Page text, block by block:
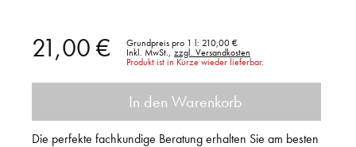
21,00 € Grundpreis pro 1 l: 210,00 €
Inkl. MwSt.,
zzgl. Versandkosten
Produkt ist in Kürze wieder lieferbar.
In den Warenkorb
Die perfekte fachkundige Beratung erhalten Sie am besten